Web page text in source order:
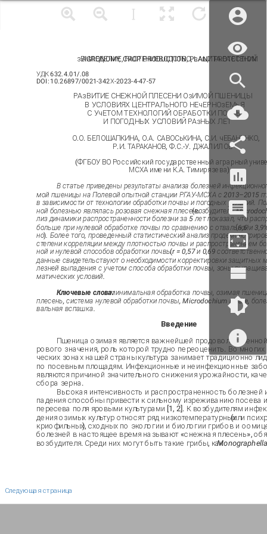
AGRONOMY, CROP PRODUCTION, PLANT PROTECTION
зЕМЛЕДЕЛИЕ, РАСТЕНИЕВОДСТВО, зАщИТА РАСТЕНИЙ
УДК 632.4.01/.08
DOI: 10.26897/0021-342Х-2023-4-47-57
РАзВИТИЕ СНЕЖНОЙ ПЛЕСЕНИ ОзИМОЙ ПШЕНИЦЫ
В УСЛОВИЯХ ЦЕНТРАЛьНОГО НЕчЕРНОзЕМьЯ
С УчЕТОМ ТЕХНОЛОГИЙ ОБРАБОТКИ ПОчВЫ
И ПОГОДНЫХ УСЛОВИЙ РАзНЫХ ЛЕТ
О.О. БЕЛОШАПКИНА, О.А. САВОСьКИНА, С.И. чЕБАНЕНКО,
Р.И. ТАРАКАНОВ, Ф.С.-У. ДЖАЛИЛОВ
(ФГБОУ ВО Российский государственный аграрный
МСХА имени К.А. Тимирязева)
В статье приведены результаты анализа болезней
мой пшеницы на Полевой опытной станции РГАУ-МСХА с 2013–2015
в зависимости от технологии обработки почвы и погодных условий.
ной болезнью являлась розовая снежная плесень
(возбудитель
лиз динамики распространенности болезни за 5 лет показал, что
больше при нулевой обработке почвы по сравнению с отвальной
(6,6 и
но). Более того, проведенный статистический анализ
степени корреляции между плотностью почвы и распространением
ной и нулевой способов обработки почвы(r = 0,57 и 0,69
данные свидетельствуют о необходимости корректировки защитных
лезней выпадения с учетом способа обработки почвы, зоны
матических условий.
Ключевые слова:минимальная обработка почвы, озимая
плесень, система нулевой обработки почвы, Microdochium nivale,
вальная вспашка.
Введение
Пшеница озимая является важнейшей
рового значения, роль которой трудно переоценить. Во
ческих зонах нашей страны культура занимает традиционно
по посевным площадям. Инфекционные и неинфекционные
являются причиной значительного снижения урожайности,
сбора зерна.
Высокая интенсивность и распространенность
падения способны привести к сильному изреживанию посева
пересева поля яровыми культурами [1, 2]. К возбудителям
дения озимых культур относят ряд низкотемпературных
(или
криофильных), сходных по экологии и биологии грибов и
болезней в настоящее время называют «снежная плесень»,
возбудителя. Среди них могут быть такие грибы, как
Следующая страница